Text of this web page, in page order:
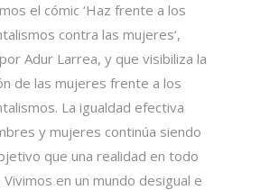
el cómic ‘Haz frente a los
contra las mujeres‘,
Adur Larrea, y que visibiliza la
de las mujeres frente a los
La igualdad efectiva
y mujeres continúa siendo
que una realidad en todo
Vivimos en un mundo desigual e